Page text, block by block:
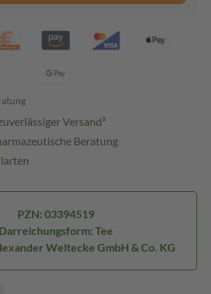
Versand³
Beratung
PZN: 03394519
Darreichungsform: Tee
Weltecke GmbH & Co. KG